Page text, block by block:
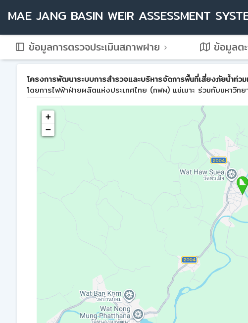
MAE JANG BASIN WEIR ASSESSMENT
ข้อมูลการตรวจประเมินสภาพฝาย ข้อมูลต
โครงการพัฒนาระบบการสำรวจและบริหารจัดการพื้นที่เสี่ยงภัยน้ำท่
โดยการไฟฟ้าฝ่ายผลิตแห่งประเทศไทย (กฟผ) แม่เมาะ ร่วมกับมหาวิทย
+
−